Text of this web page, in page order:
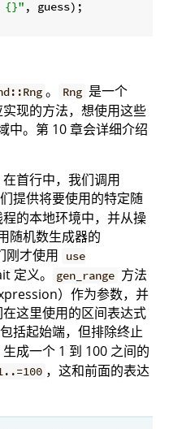
{}" , guess);
。 Rng 是一个
现的方法，想使用这些
中。第 10 章会详细介绍
首行中，我们调用
提供将要使用的特定随
的本地环境中，并从操
随机数生成器的
刚才使用
use
定义。 gen_range 方法
）作为参数，并
这里使用的区间表达式
括起始端，但排除终止
生成一个 1 到 100 之间的
，这和前面的表达